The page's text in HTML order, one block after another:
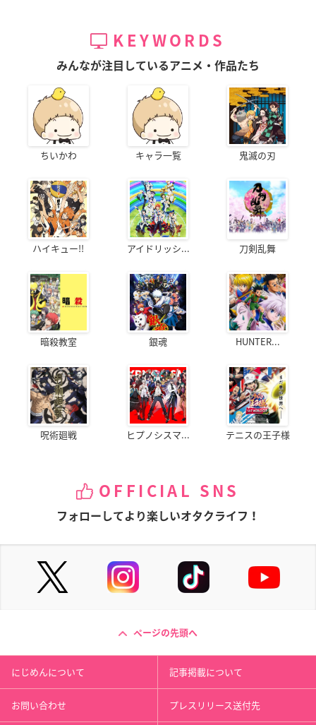
KEYWORDS
みんなが注目しているアニメ・作品たち
ちいかわ キャラ一覧 鬼滅の刃
ハイキュー!! アイドリッシ... 刀剣乱舞
暗殺教室 銀魂 HUNTER...
呪術廻戦 ヒプノシスマ... テニスの王子様
OFFICIAL SNS
フォローしてより楽しいオタクライフ！
ページの先頭へ
にじめんについて 記事掲載について
お問い合わせ プレスリリース送付先